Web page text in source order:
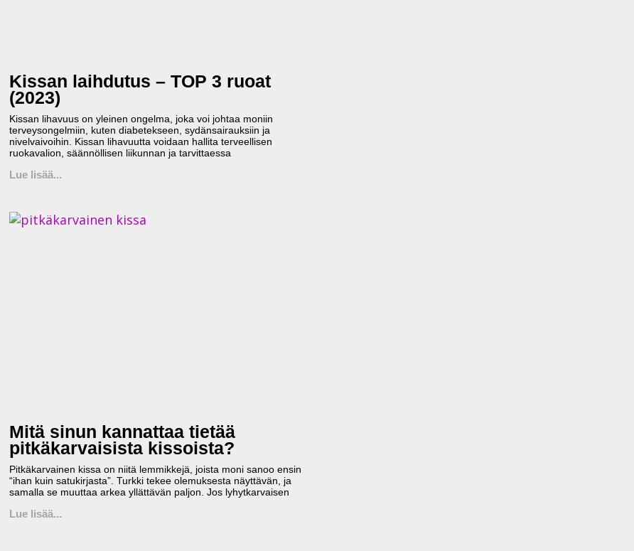
Kissan laihdutus – TOP 3 ruoat
(2023)
Kissan lihavuus on yleinen ongelma, joka voi johtaa moniin
terveysongelmiin, kuten diabetekseen, sydänsairauksiin ja
nivelvaivoihin. Kissan lihavuutta voidaan hallita terveellisen
ruokavalion, säännöllisen liikunnan ja tarvittaessa
Lue lisää...
Mitä sinun kannattaa tietää
pitkäkarvaisista kissoista?
Pitkäkarvainen kissa on niitä lemmikkejä, joista moni sanoo ensin
“ihan kuin satukirjasta”. Turkki tekee olemuksesta näyttävän, ja
samalla se muuttaa arkea yllättävän paljon. Jos lyhytkarvaisen
Lue lisää...